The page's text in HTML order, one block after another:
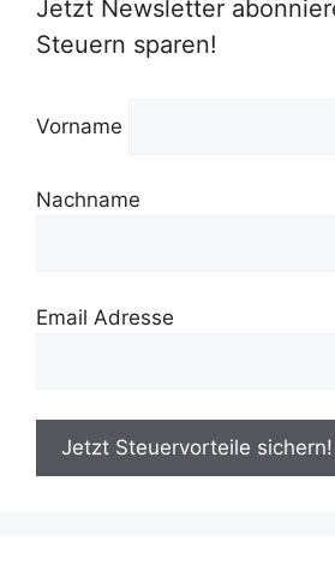
Jetzt Newsletter
Steuern sparen!
Vorname
Nachname
Email Adresse